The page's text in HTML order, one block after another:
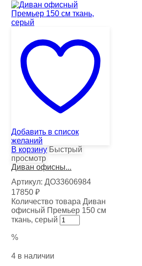
Добавить в список
желаний
В корзину Быстрый
просмотр
Диван офисны...
Артикул: ДО33606984
17850 ₽
Количество товара Диван
офисный Премьер 150 см
ткань, серый
%
4 в наличии